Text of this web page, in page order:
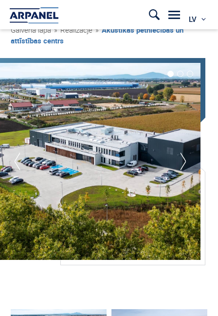
LV
Galvenā lapa » Realizacje »Akustikas pētniecības un
attīstības centrs